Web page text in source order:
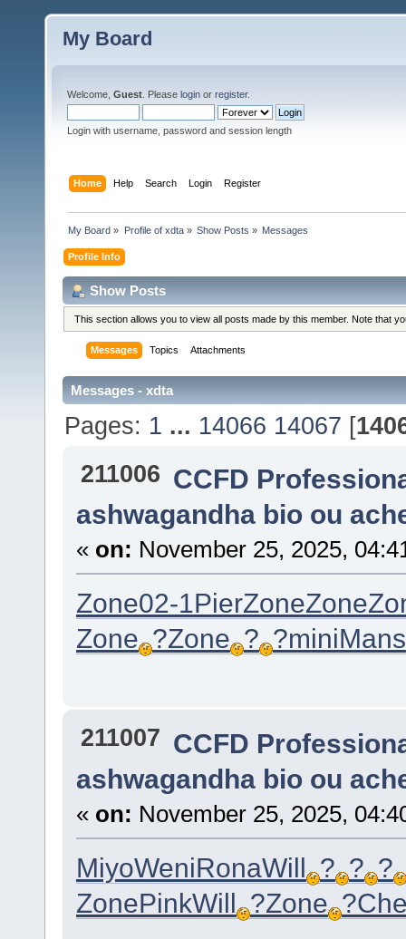
My Board
Welcome, Guest . Please login or register.
Login with username, password and session length
Home Help Search Login Register
My Board » Profile of xdta» Show Posts » Messages
Profile Info
Show Posts
This section allows you to view all posts made by this member. Note that
Messages Topics Attachments
Messages - xdta
Pages: 1 ... 14066 14067 [
211006 CCFD
ashwagandha bio ou
« on: November 25, 2025,
Zone02-1PierZoneZone
Zone ?Zone ? ?miniMans
211007 CCFD
ashwagandha bio ou
« on: November 25, 2025,
MiyoWeniRonaWill ? ? ?
ZonePinkWill ?Zone ?